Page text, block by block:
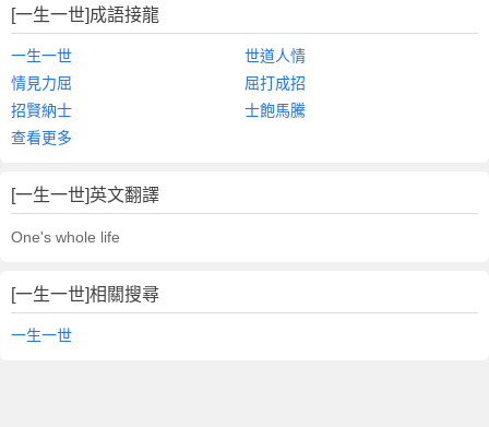
[一生一世]成語接龍
一生一世
世道人情
情見力屈
屈打成招
招賢納士
士飽馬騰
查看更多
[一生一世]英文翻譯
One's whole life
[一生一世]相關搜尋
一生一世